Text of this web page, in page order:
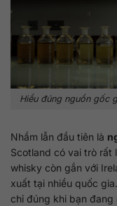
Hiểu đúng nguồn gốc
Nhầm lẫn đầu tiên là
Scotland có vai trò rất
whisky còn gắn với
xuất tại nhiều quốc
chỉ đúng khi bạn đang